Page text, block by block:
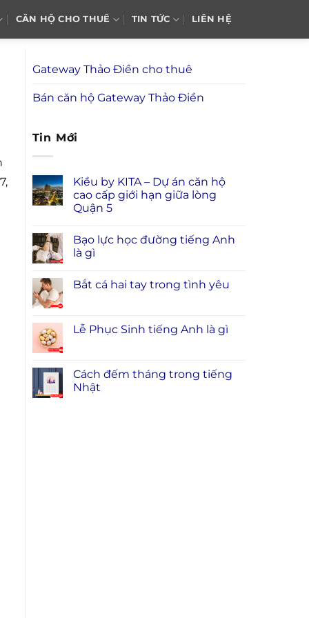
CĂN HỘ CHO THUÊ TIN TỨC LIÊN HỆ
Gateway Thảo Điền cho thuê
Bán căn hộ Gateway Thảo Điền
Tin Mới
Kiều by KITA – Dự án căn hộ
cao cấp giới hạn giữa lòng
Quận 5
Bạo lực học đường tiếng Anh
là gì
Bắt cá hai tay trong tình yêu
Lễ Phục Sinh tiếng Anh là gì
Cách đếm tháng trong tiếng
Nhật